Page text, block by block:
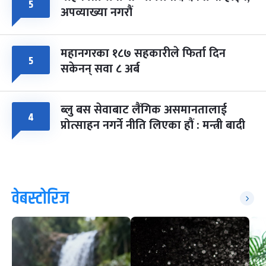
५ अपव्याख्या नगरौं
५ महानगरका १८७ सहकारीले फिर्ता दिन
सकेनन् सवा ८ अर्ब
४ ब्लु बस सेवाबाट लैंगिक असमानतालाई
प्रोत्साहन नगर्ने नीति लिएका हौं : मन्त्री बादी
वेबस्टोरिज